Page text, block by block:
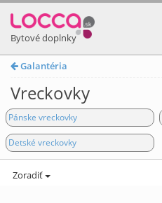
Bytové doplnky
Galantéria
Vreckovky
Pánske vreckovky
Detské vreckovky
Zoradiť